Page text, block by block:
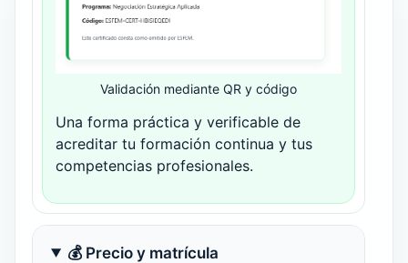
Validación mediante QR y código
Una forma práctica y verificable de
acreditar tu formación continua y tus
competencias profesionales.
💰 Precio y matrícula